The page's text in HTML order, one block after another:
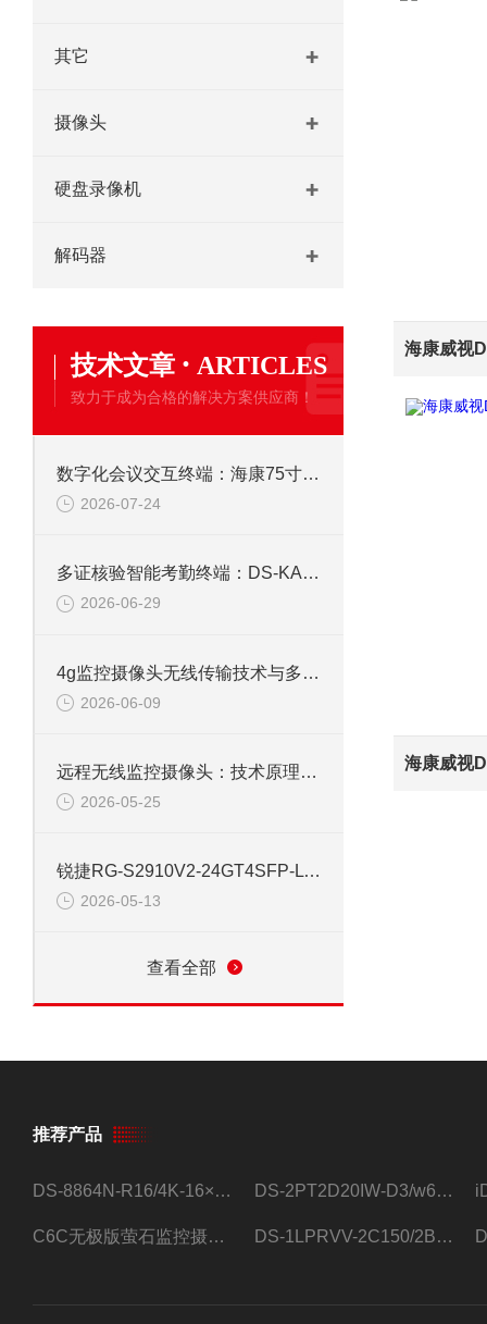
其它
摄像头
硬盘录像机
解码器
技术文章 · ARTICLES
致力于成为合格的解决方案供应商！
数字化会议交互终端：海康75寸4K触摸会议一体机
2026-07-24
多证核验智能考勤终端：DS-KAB673-IBQR人脸识别打卡考勤机
2026-06-29
4g监控摄像头无线传输技术与多场景应用研究
2026-06-09
远程无线监控摄像头：技术原理、应用与选型全解析
2026-05-25
锐捷RG-S2910V2-24GT4SFP-L 24口网管千兆交换机
2026-05-13
查看全部
推荐产品
DS-8864N-R16/4K-16×4T/希捷16盘位录像机 DS-2PT2D20IW-D3/w64路高清硬盘录像机
C6C无极版萤石监控摄像头 DS-1LPRVV-2C150/2B监控室外夜视高清电源线护套线200米/卷